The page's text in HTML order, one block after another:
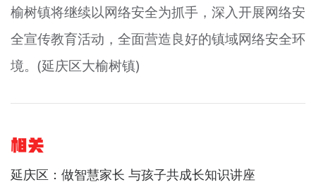
榆树镇将继续以网络安全为抓手，深入开展网络安
全宣传教育活动，全面营造良好的镇域网络安全环
境。(延庆区大榆树镇)
相关
延庆区：做智慧家长 与孩子共成长知识讲座